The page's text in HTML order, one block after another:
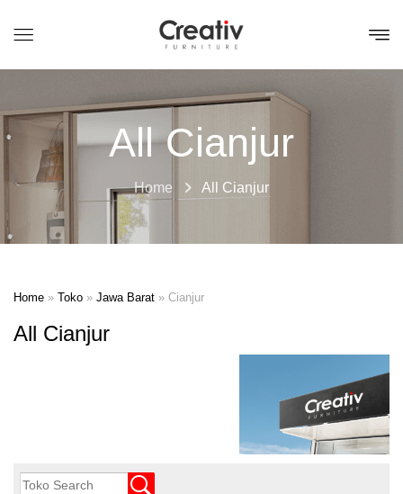
All Cianjur
Home All Cianjur
Home » Toko » Jawa Barat » Cianjur
All Cianjur